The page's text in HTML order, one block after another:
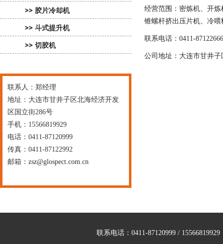
>> 胶片冷却机
>> 斗式提升机
>> 切胶机
联系人：郑经理
地址：大连市甘井子区北海经济开发
区国立街286号
手机：15566819929
电话：0411-87120999
传真：0411-87122992
邮箱： zsz@glospect.com.cn
经营范围： 密炼机、 开炼
锥螺杆挤出压片机、冷
联系电话：0411-
公司地址：大连市甘井
联系电话：0411-87120999 /